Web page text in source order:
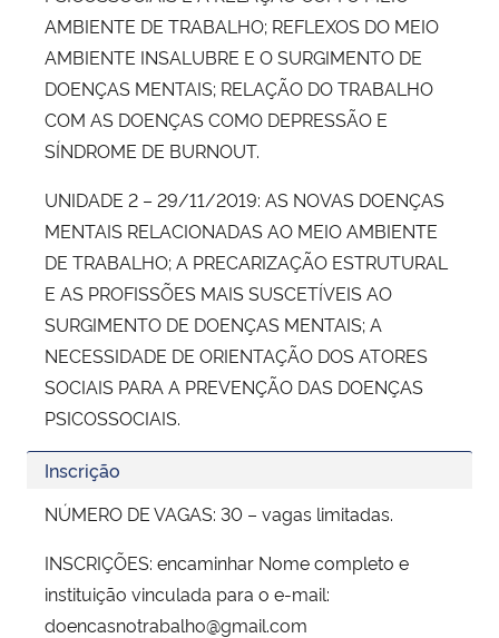
AMBIENTE DE TRABALHO; REFLEXOS DO MEIO
AMBIENTE INSALUBRE E O SURGIMENTO DE
DOENÇAS MENTAIS; RELAÇÃO DO TRABALHO
COM AS DOENÇAS COMO DEPRESSÃO E
SÍNDROME DE BURNOUT.
UNIDADE 2 – 29/11/2019: AS NOVAS DOENÇAS
MENTAIS RELACIONADAS AO MEIO AMBIENTE
DE TRABALHO; A PRECARIZAÇÃO ESTRUTURAL
E AS PROFISSÕES MAIS SUSCETÍVEIS AO
SURGIMENTO DE DOENÇAS MENTAIS; A
NECESSIDADE DE ORIENTAÇÃO DOS ATORES
SOCIAIS PARA A PREVENÇÃO DAS DOENÇAS
PSICOSSOCIAIS.
Inscrição
NÚMERO DE VAGAS: 30 – vagas limitadas.
INSCRIÇÕES: encaminhar Nome completo e
instituição vinculada para o e-mail:
doencasnotrabalho@gmail.com